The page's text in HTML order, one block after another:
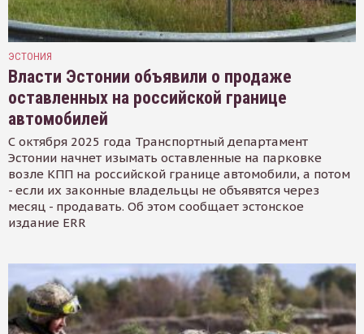
ЭСТОНИЯ
Власти Эстонии объявили о продаже
оставленных на российской границе
автомобилей
С октября 2025 года Транспортный департамент
Эстонии начнет изымать оставленные на парковке
возле КПП на российской границе автомобили, а потом
- если их законные владельцы не объявятся через
месяц - продавать. Об этом сообщает эстонское
издание ERR